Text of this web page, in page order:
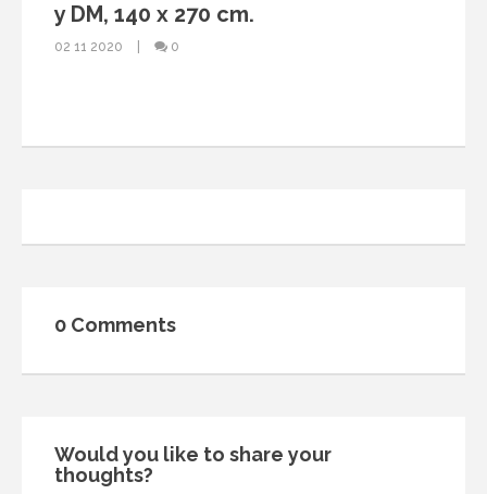
y DM, 140 x 270 cm.
02 11 2020 0
0 Comments
Would you like to share your
thoughts?